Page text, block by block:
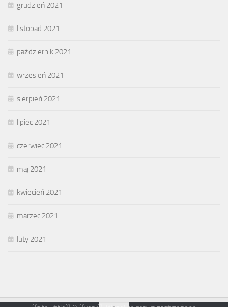
grudzień 2021
listopad 2021
październik 2021
wrzesień 2021
sierpień 2021
lipiec 2021
czerwiec 2021
maj 2021
kwiecień 2021
marzec 2021
luty 2021